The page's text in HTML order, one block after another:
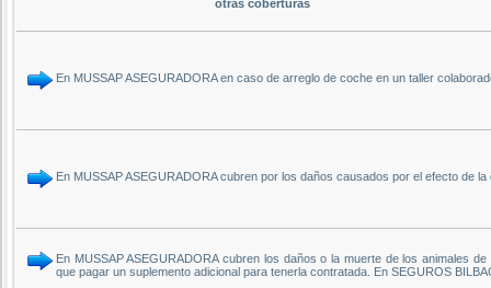
otras coberturas
En MUSSAP ASEGURADORA en caso de arreglo de coche en un taller
En MUSSAP ASEGURADORA cubren por los daños causados por el efecto de
En MUSSAP ASEGURADORA cubren los daños o la muerte de los animales
que pagar un suplemento adicional para tenerla contratada. En SEGUROS